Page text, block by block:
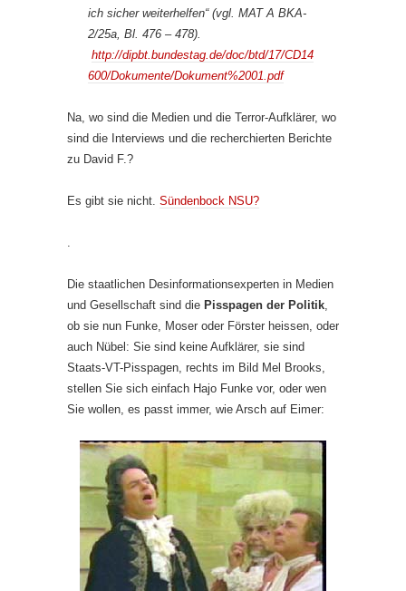
ich sicher weiterhelfen“ (vgl. MAT A BKA-
2/25a, Bl. 476 – 478).
http://dipbt.bundestag.de/doc/btd/17/CD14
600/Dokumente/Dokument%2001.pdf
Na, wo sind die Medien und die Terror-Aufklärer, wo
sind die Interviews und die recherchierten Berichte
zu David F.?
Es gibt sie nicht. Sündenbock NSU?
Die staatlichen Desinformationsexperten in Medien
und Gesellschaft sind die Pisspagen der Politik
ob sie nun Funke, Moser oder Förster heissen, oder
auch Nübel: Sie sind keine Aufklärer, sie sind
Staats-VT-Pisspagen, rechts im Bild Mel Brooks,
stellen Sie sich einfach Hajo Funke vor, oder wen
Sie wollen, es passt immer, wie Arsch auf Eimer: